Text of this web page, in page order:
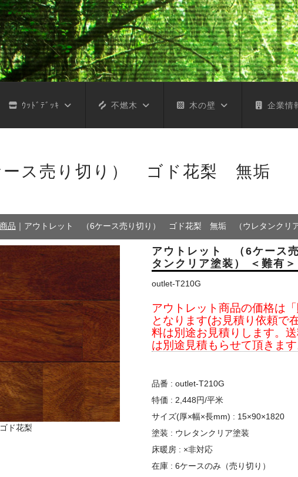
ｳｯﾄﾞﾃﾞｯｷ 不燃木 木の壁 企業情
ス売り切り） ゴド花梨 無垢 （
品 ｜ アウトレット （6ケース売り切り） ゴド花梨 無垢 （ウレタンクリア
ド花梨
アウトレット （6ケー
タンクリア塗装） ＜難有＞
outlet-T210G
アウトレット商品の価格は
となります(お見積り依頼で
料は別途お見積りします。
は別途見積もらせて頂きます
品番 : outlet-T210G
特価 : 2,448円/平米
サイズ(厚×幅×長mm) : 15×90×1820
塗装 : ウレタンクリア塗装
床暖房 : ×非対応
在庫 : 6ケースのみ（売り切り）